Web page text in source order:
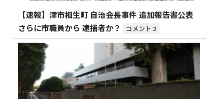
【速報】津市相生町 自治会長事件 追加報告書公表
さらに市職員から 逮捕者か？
2